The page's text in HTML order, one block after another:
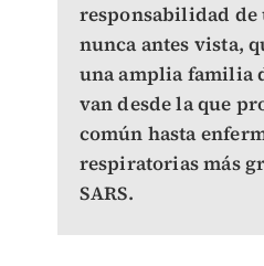
responsabilidad de
nunca antes vista,
una amplia familia
van desde la que
común hasta
respiratorias más
SARS.